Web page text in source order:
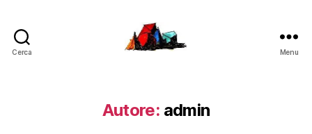
Cerca Menu
Autore: admin